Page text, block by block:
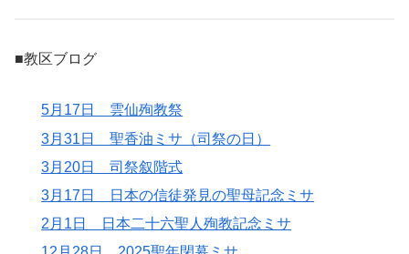
■教区ブログ
5月17日 雲仙殉教祭
3月31日 聖香油ミサ（司祭の日）
3月20日 司祭叙階式
3月17日 日本の信徒発見の聖母記念ミサ
2月1日 日本二十六聖人殉教記念ミサ